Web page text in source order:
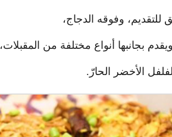
وفوقه الدجاج،
بجانبها أنواع مختلفة من المقبلات،
الأخضر الحارّ.